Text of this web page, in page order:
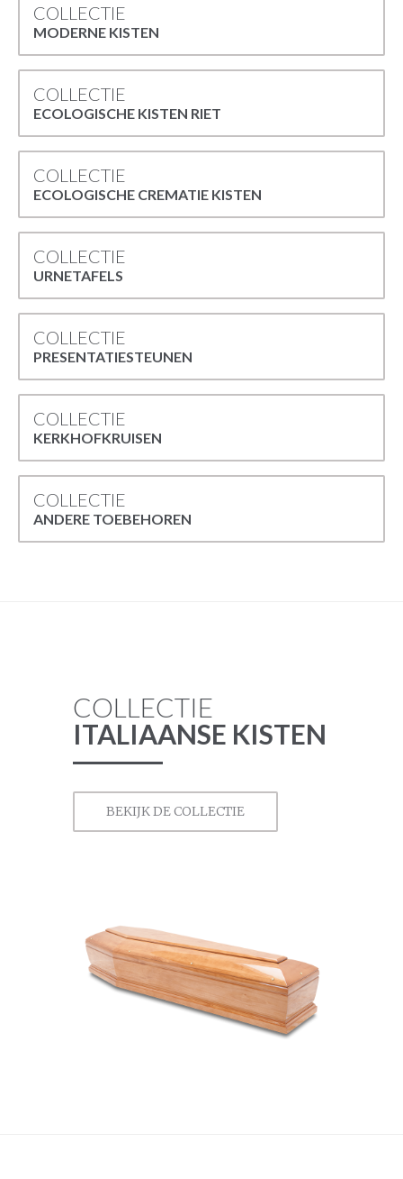
COLLECTIE
MODERNE KISTEN
COLLECTIE
ECOLOGISCHE KISTEN RIET
COLLECTIE
ECOLOGISCHE CREMATIE KISTEN
COLLECTIE
URNETAFELS
COLLECTIE
PRESENTATIESTEUNEN
COLLECTIE
KERKHOFKRUISEN
COLLECTIE
ANDERE TOEBEHOREN
COLLECTIE
ITALIAANSE KISTEN
BEKIJK DE COLLECTIE